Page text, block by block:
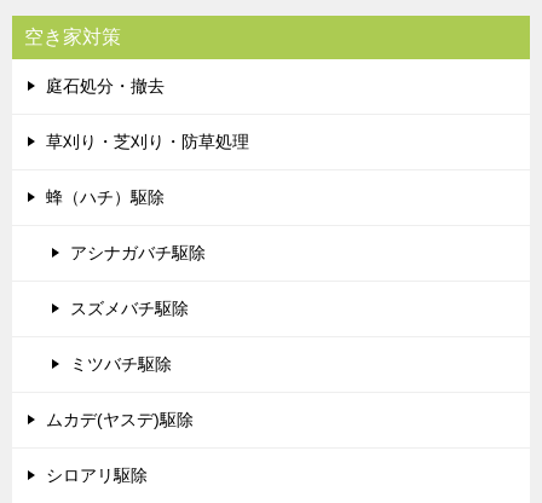
空き家対策
庭石処分・撤去
草刈り・芝刈り・防草処理
蜂（ハチ）駆除
アシナガバチ駆除
スズメバチ駆除
ミツバチ駆除
ムカデ(ヤスデ)駆除
シロアリ駆除